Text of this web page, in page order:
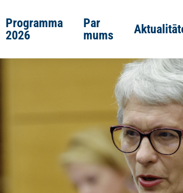
Programma
2026
Par
mums